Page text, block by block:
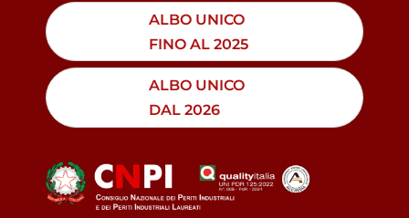
ALBO UNICO
FINO AL 2025
ALBO UNICO
DAL 2026